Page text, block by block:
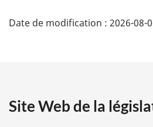
é
i
Date de modification : 2026-08-
Site Web de la